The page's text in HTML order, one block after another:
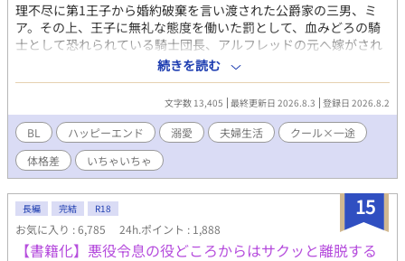
理不尽に第1王子から婚約破棄を言い渡された公爵家の三男、ミ
ア。その上、王子に無礼な態度を働いた罰として、血みどろの騎
士として恐れられている騎士団長、アルフレッドの元へ嫁がされ
ることに。 しかし、アルフレッドはミアの初恋の人で...。 この恋
は一方通行、きっと愛してはもらえない。それでも好きな人のそ
ばにいられるならそれでいい。そんな気持ちで嫁いだミアだった
が、アルフレッドは、ミアをどうやら溺愛してくれているようで
_？ 「…お前は、本当に愛らしいな」 「や、やめてください…！
心臓が持たないです…！」 山も谷もない、いちゃいちゃ新婚カッ
プルのお話。 ────── ※現在連載中の作品のR18版です(更新
は通常版が先になります) ※主人公の年齢を変更しています。
※R18部分の追加以外に内容の大きな変更はありません。
続きを読む
文字数 13,405 最終更新日 2026.8.3 登録日 2026.8.2
BL ハッピーエンド 溺愛 夫婦生活
クール×一途
体格差
いちゃいちゃ
15
長編 完結 R18
お気に入り : 6,785 24h.ポイント : 1,888
【書籍化】悪役令息の役どころからはサクッと離脱する